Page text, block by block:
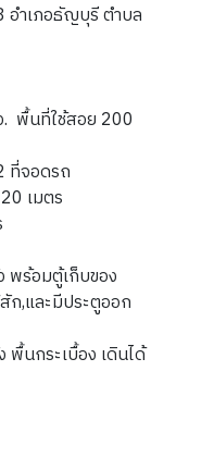
อำเภอธัญบุรี ตำบล
. พื้นที่ใช้สอย 200
ที่จอดรถ
เมตร
พร้อมตู้เก็บของ
ก,และมีประตูออก
นกระเบื้อง เดินได้